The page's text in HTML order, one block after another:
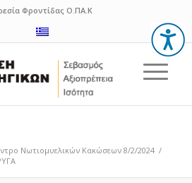
Φροντίδας Ο.ΠΑ.Κ
Νωτιομυελικών Κακώσεων 8/2/2024 /